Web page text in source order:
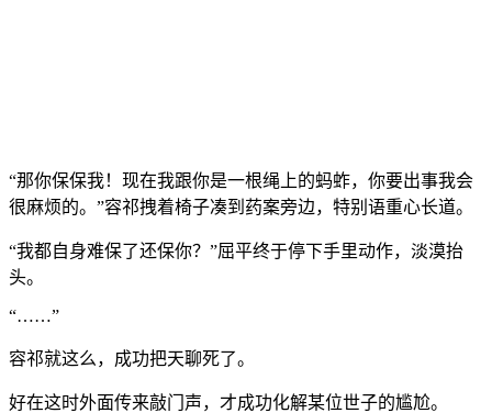
“那你保保我！现在我跟你是一根绳上的蚂蚱，你要出事我会
很麻烦的。”容祁拽着椅子凑到药案旁边，特别语重心长道。
“我都自身难保了还保你？”屈平终于停下手里动作，淡漠抬
头。
“……”
容祁就这么，成功把天聊死了。
好在这时外面传来敲门声，才成功化解某位世子的尴尬。